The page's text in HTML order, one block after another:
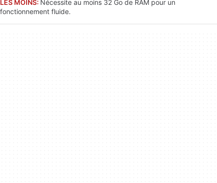
LES MOINS: Nécessite au moins 32 Go de RAM pour un
fonctionnement fluide.